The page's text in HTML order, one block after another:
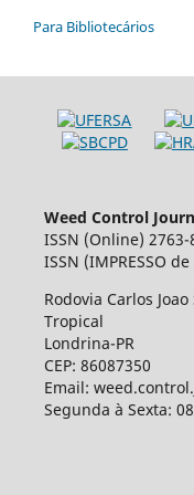
Para Bibliotecários
Weed Control
ISSN (Online) 2763-
ISSN (IMPRESSO
Rodovia Carlos
Tropical
Londrina-PR
CEP: 86087350
Email:
Segunda à Sexta: